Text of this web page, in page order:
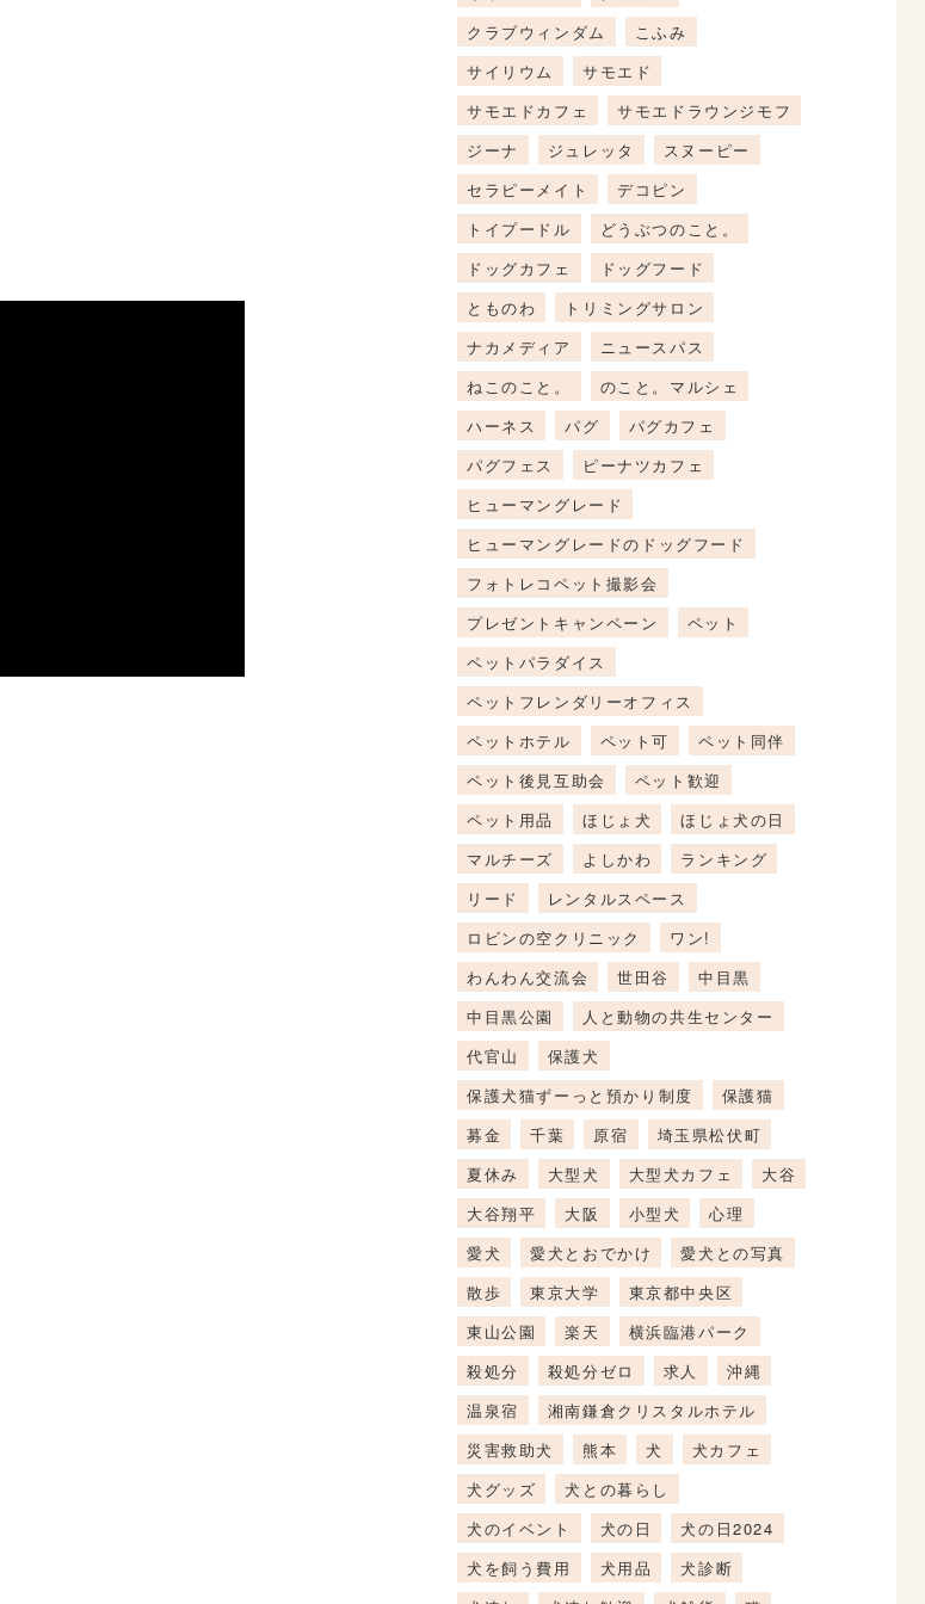
クラブウィンダム
こふみ
サイリウム
サモエド
サモエドカフェ
サモエドラウンジモフ
ジーナ
ジュレッタ
スヌーピー
セラピーメイト
デコピン
トイプードル
どうぶつのこと。
ドッグカフェ
ドッグフード
とものわ
トリミングサロン
ナカメディア
ニュースパス
ねこのこと。
のこと。マルシェ
ハーネス
パグ
パグカフェ
パグフェス
ピーナツカフェ
ヒューマングレード
ヒューマングレードのドッグフード
フォトレコペット撮影会
プレゼントキャンペーン
ペット
ペットパラダイス
ペットフレンダリーオフィス
ペットホテル
ペット可
ペット同伴
ペット後見互助会
ペット歓迎
ペット用品
ほじょ犬
ほじょ犬の日
マルチーズ
よしかわ
ランキング
リード
レンタルスペース
ロビンの空クリニック
ワン!
わんわん交流会
世田谷
中目黒
中目黒公園
人と動物の共生センター
代官山
保護犬
保護犬猫ずーっと預かり制度
保護猫
募金
千葉 原宿
埼玉県松伏町
夏休み
大型犬 大型犬カフェ
大谷
大谷翔平
大阪 小型犬
心理
愛犬
愛犬とおでかけ
愛犬との写真
散歩
東京大学
東京都中央区
東山公園
楽天
横浜臨港パーク
殺処分
殺処分ゼロ 求人
沖縄
温泉宿
湘南鎌倉クリスタルホテル
災害救助犬
熊本 犬
犬カフェ
犬グッズ
犬との暮らし
犬のイベント
犬の日
犬の日2024
犬を飼う費用
犬用品
犬診断